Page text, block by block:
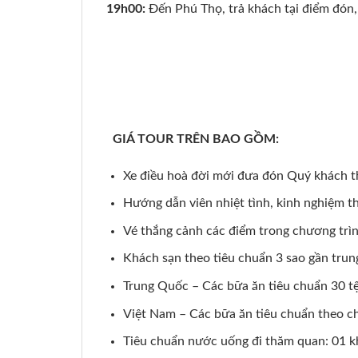
19h00: Đến Phú Thọ, trả khách tại điểm
GIÁ TOUR TRÊN BAO GỒM:
Xe điều hoà đời mới đưa đón Quý khách
Hướng dẫn viên nhiệt tình, kinh nghiệm
Vé thắng cảnh các điểm trong chương
Khách sạn theo tiêu chuẩn 3 sao gần
Trung Quốc – Các bữa ăn tiêu chuẩn 30
Việt Nam – Các bữa ăn tiêu chuẩn theo
Tiêu chuẩn nước uống đi thăm quan: 01